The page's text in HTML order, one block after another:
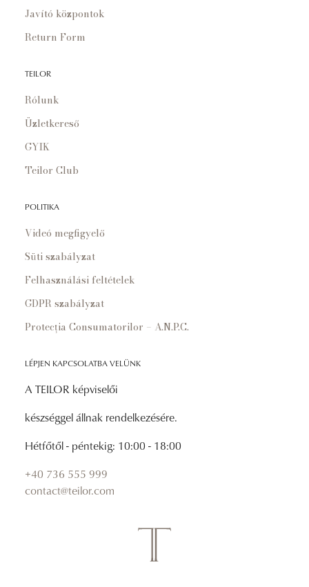
Javító központok
Return Form
TEILOR
Rólunk
Üzletkereső
GYIK
Teilor Club
POLITIKA
Videó megfigyelő
Süti szabályzat
Felhasználási feltételek
GDPR szabályzat
Protecția Consumatorilor – A.N.P.C.
LÉPJEN KAPCSOLATBA VELÜNK
A TEILOR képviselői
készséggel állnak rendelkezésére.
Hétfőtől - péntekig: 10:00 - 18:00
+40 736 555 999
contact@teilor.com